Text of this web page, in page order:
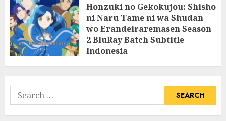
Honzuki no Gekokujou: Shisho
ni Naru Tame ni wa Shudan
wo Erandeiraremasen Season
2 BluRay Batch Subtitle
Indonesia
31/05/2025 0
Search
for: